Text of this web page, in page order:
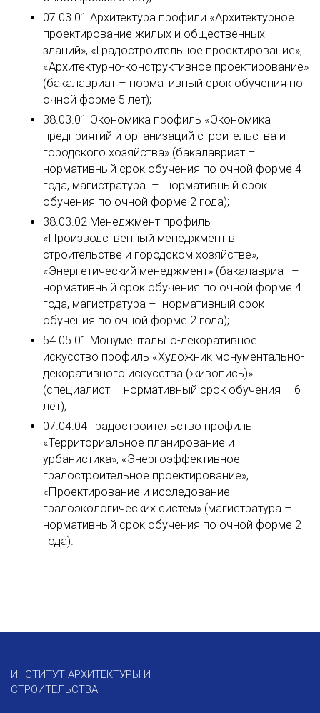
07.03.01 Архитектура профили «Архитектурное
проектирование жилых и общественных
зданий», «Градостроительное проектирование»,
«Архитектурно-конструктивное проектирование»
(бакалавриат – нормативный срок обучения по
очной форме 5 лет);
38.03.01 Экономика профиль «Экономика
предприятий и организаций строительства и
городского хозяйства» (бакалавриат –
нормативный срок обучения по очной форме 4
года, магистратура – нормативный срок
обучения по очной форме 2 года);
38.03.02 Менеджмент профиль
«Производственный менеджмент в
строительстве и городском хозяйстве»,
«Энергетический менеджмент» (бакалавриат –
нормативный срок обучения по очной форме 4
года, магистратура – нормативный срок
обучения по очной форме 2 года);
54.05.01 Монументально-декоративное
искусство профиль «Художник монументально-
декоративного искусства (живопись)»
(специалист – нормативный срок обучения – 6
лет);
07.04.04 Градостроительство профиль
«Территориальное планирование и
урбанистика», «Энергоэффективное
градостроительное проектирование»,
«Проектирование и исследование
градоэкологических систем» (магистратура –
нормативный срок обучения по очной форме 2
года).
ИНСТИТУТ АРХИТЕКТУРЫ И
СТРОИТЕЛЬСТВА